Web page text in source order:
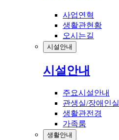
사업연혁
생활관현황
오시는길
시설안내
시설안내
주요시설안내
관생실/장애인실
생활관전경
가족룸
생활안내